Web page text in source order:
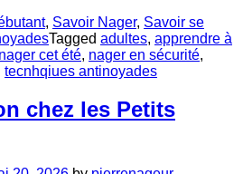
, Savoir Nager, Savoir se
Tagged adultes, apprendre à
nager cet été, nager en sécurité,
tecnhqiues antinoyades
chez les Petits